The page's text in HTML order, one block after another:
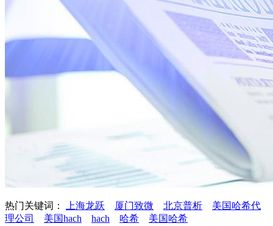
热门关键词： 上海龙跃 厦门致微 北京普析
美国哈希代
理公司
美国hach hach 哈希 美国哈希